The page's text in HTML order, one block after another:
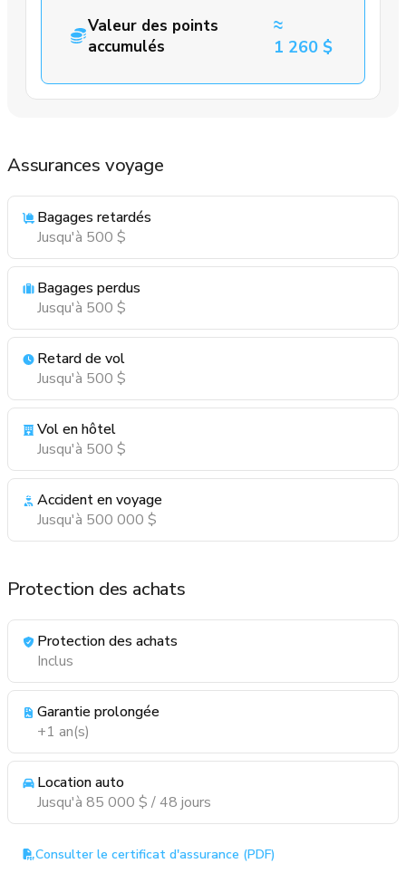
Valeur des points
accumulés
≈
1 260 $
Assurances voyage
Bagages retardés
Jusqu'à 500 $
Bagages perdus
Jusqu'à 500 $
Retard de vol
Jusqu'à 500 $
Vol en hôtel
Jusqu'à 500 $
Accident en voyage
Jusqu'à 500 000 $
Protection des achats
Protection des achats
Inclus
Garantie prolongée
+1 an(s)
Location auto
Jusqu'à 85 000 $ / 48 jours
Consulter le certificat d'assurance (PDF)